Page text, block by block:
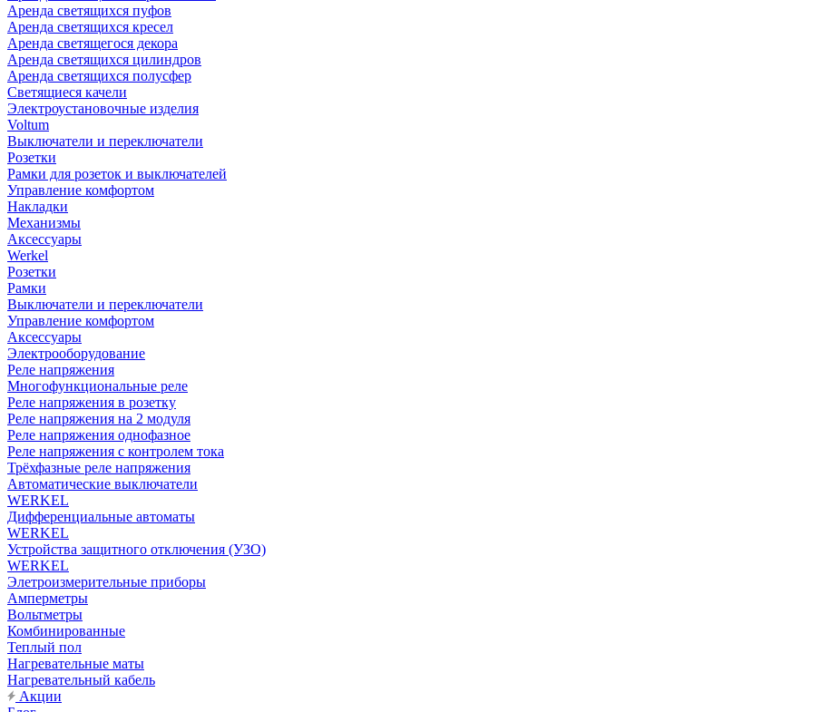
Аренда светящихся пуфов
Аренда светящихся кресел
Аренда светящегося декора
Аренда светящихся цилиндров
Аренда светящихся полусфер
Светящиеся качели
Электроустановочные изделия
Voltum
Выключатели и переключатели
Розетки
Рамки для розеток и выключателей
Управление комфортом
Накладки
Механизмы
Аксессуары
Werkel
Розетки
Рамки
Выключатели и переключатели
Управление комфортом
Аксессуары
Электрооборудование
Реле напряжения
Многофункциональные реле
Реле напряжения в розетку
Реле напряжения на 2 модуля
Реле напряжения однофазное
Реле напряжения с контролем тока
Трёхфазные реле напряжения
Автоматические выключатели
WERKEL
Дифференциальные автоматы
WERKEL
Устройства защитного отключения (УЗО)
WERKEL
Элетроизмерительные приборы
Амперметры
Вольтметры
Комбинированные
Теплый пол
Нагревательные маты
Нагревательный кабель
Акции